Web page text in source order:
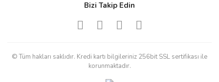
Bizi Takip Edin
© Tüm hakları saklıdır. Kredi kartı bilgileriniz 256bit SSL sertifikası ile
korunmaktadır.